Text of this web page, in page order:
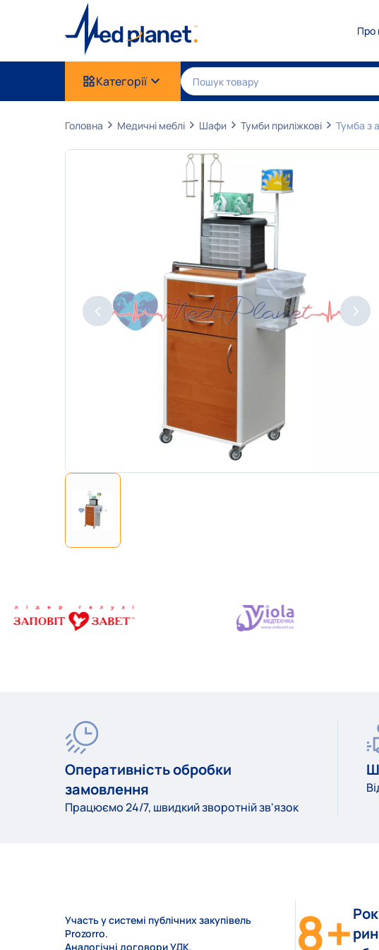
Про
Категорії
Головна Медичні меблі Шафи Тумби приліжкові Тумба з
Оперативність обробки
замовлення
Працюємо 24/7, швидкий зворотній зв'язок
Участь у системі публічних закупівель
Prozorro.
Аналогічні договори УДК.
8+